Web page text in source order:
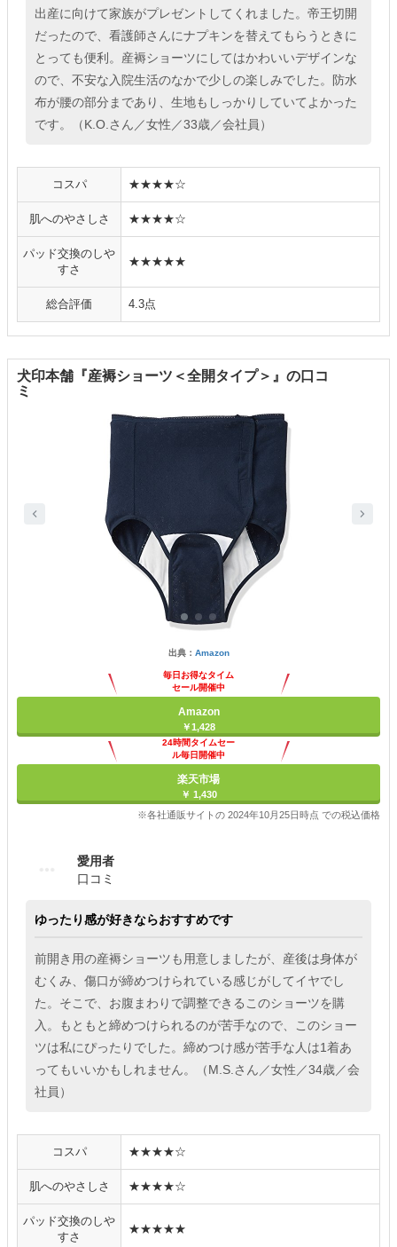
出産に向けて家族がプレゼントしてくれました。帝王切開
だったので、看護師さんにナプキンを替えてもらうときに
とっても便利。産褥ショーツにしてはかわいいデザインな
ので、不安な入院生活のなかで少しの楽しみでした。防水
布が腰の部分まであり、生地もしっかりしていてよかった
です。（K.O.さん／女性／33歳／会社員）
コスパ ★★★★☆
肌へのやさしさ ★★★★☆
パッド交換のしや
すさ
★★★★★
総合評価 4.3点
犬印本舗『産褥ショーツ＜全開タイプ＞』の口コ
ミ
出典： Amazon
毎日お得なタイム
セール開催中
Amazon
￥1,428
24時間タイムセー
ル毎日開催中
楽天市場
￥ 1,430
※各社通販サイトの 2024年10月25日時点 での税込価格
愛用者
口コミ
ゆったり感が好きならおすすめです
前開き用の産褥ショーツも用意しましたが、産後は身体が
むくみ、傷口が締めつけられている感じがしてイヤでし
た。そこで、お腹まわりで調整できるこのショーツを購
入。もともと締めつけられるのが苦手なので、このショー
ツは私にぴったりでした。締めつけ感が苦手な人は1着あ
ってもいいかもしれません。（M.S.さん／女性／34歳／会
社員）
コスパ ★★★★☆
肌へのやさしさ ★★★★☆
パッド交換のしや
すさ
★★★★★